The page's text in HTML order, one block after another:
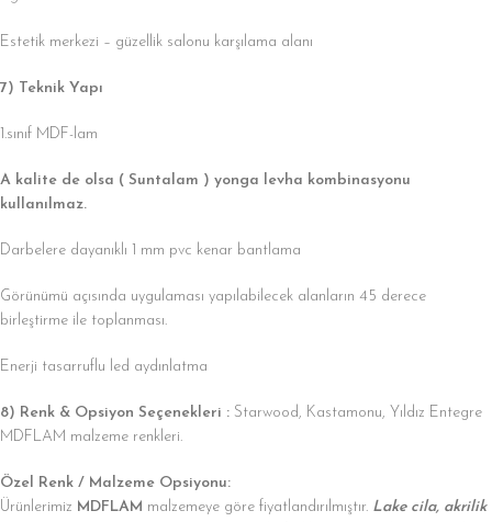
Estetik merkezi – güzellik salonu karşılama alanı
7) Teknik Yapı
1.sınıf MDF-lam
A kalite de olsa ( Suntalam ) yonga levha kombinasyonu
kullanılmaz.
Darbelere dayanıklı 1 mm pvc kenar bantlama
Görünümü açısında uygulaması yapılabilecek alanların 45 derece
birleştirme ile toplanması.
Enerji tasarruflu led aydınlatma
8) Renk & Opsiyon Seçenekleri : Starwood, Kastamonu, Yıldız Entegre
MDFLAM malzeme renkleri.
Özel Renk / Malzeme Opsiyonu:
Ürünlerimiz MDFLAM malzemeye göre fiyatlandırılmıştır. Lake cila, akrilik